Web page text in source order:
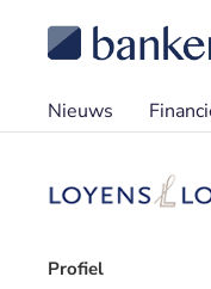
Nieuws
Profiel